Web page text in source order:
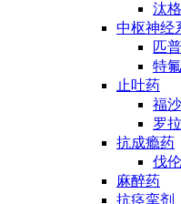
汰
中枢神经
匹
特
止吐药
福
罗
抗成瘾药
伐
麻醉药
抗痉挛剂